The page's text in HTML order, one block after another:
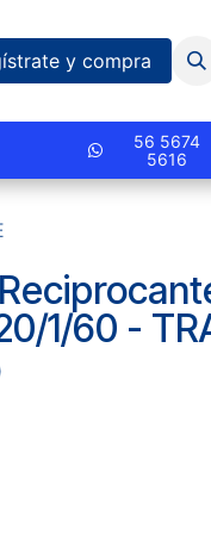
Eventos yy compra
56 5674
5616
1/60 -